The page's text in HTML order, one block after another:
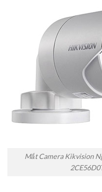
Mắt Camera Kikvision